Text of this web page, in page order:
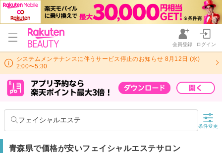
会員登録 ログイン
システムメンテナンスに伴うサービス停止のお知らせ 8月12日 (水)
2:00〜5:30
フェイシャルエステ
条件変更
青森県で価格が安いフェイシャルエステサロン